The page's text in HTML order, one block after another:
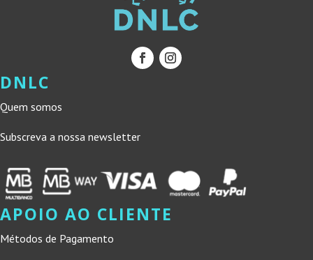
DNLC
Quem somos
Subscreva a nossa newsletter
APOIO AO CLIENTE
Métodos de Pagamento